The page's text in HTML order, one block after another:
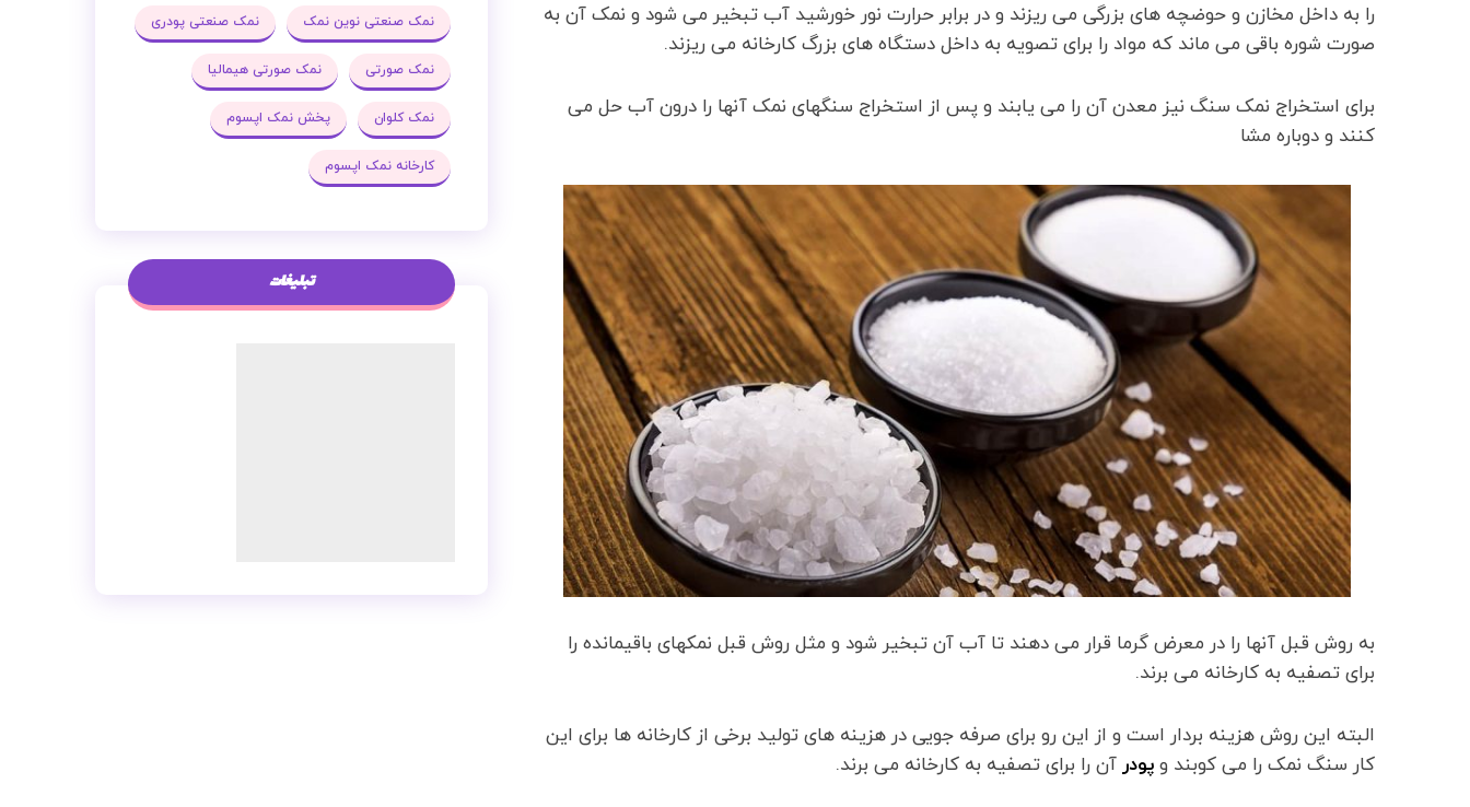
را به داخل مخازن و حوضچه های بزرگی می ریزند و در برابر حرارت نور خورشید آب تبخیر می شود و نمک آن به
صورت شوره باقی می ماند که مواد را برای تصویه به داخل دستگاه های بزرگ کارخانه می ریزند.
برای استخراج نمک سنگ نیز معدن آن را می یابند و پس از استخراج سنگهای نمک آنها را درون آب حل می
کنند و دوباره مشا
به روش قبل آنها را در معرض گرما قرار می دهند تا آب آن تبخیر شود و مثل روش قبل نمکهای باقیمانده را
برای تصفیه به کارخانه می برند.
البته این روش هزینه بردار است و از این رو برای صرفه جویی در هزینه های تولید برخی از کارخانه ها برای این
کار سنگ نمک را می کوبند و پودر آن را برای تصفیه به کارخانه می برند.
نمک صنعتی نوین نمک نمک صنعتی پودری
نمک صورتی نمک صورتی هیمالیا
نمک کلوان پخش نمک اپسوم
کارخانه نمک اپسوم
تبلیغات